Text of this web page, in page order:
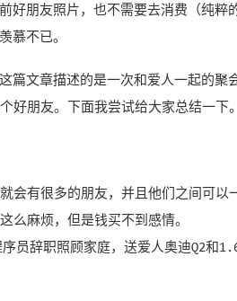
好朋友照片，也不需要去消费（纯粹
慕不已。
篇文章描述的是一次和爱人一起的聚
好朋友。下面我尝试给大家总结一下。
会有很多的朋友，并且他们之间可以
么麻烦，但是钱买不到感情。
员辞职照顾家庭，送爱人奥迪Q2和